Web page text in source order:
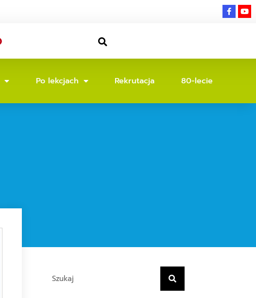
Po lekcjach Rekrutacja 80-lecie